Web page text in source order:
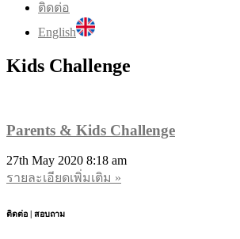
ติดต่อ
English
Kids Challenge
Parents & Kids Challenge
27th May 2020 8:18 am
รายละเอียดเพิ่มเติม »
ติดต่อ | สอบถาม